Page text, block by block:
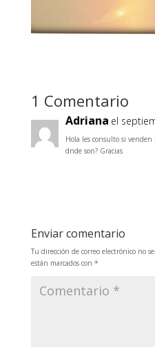
1 Comentario
Adriana el
Hola les consulto si
dnde son? Gracias
Enviar comentario
Tu dirección de correo electrónico no
están marcados con *